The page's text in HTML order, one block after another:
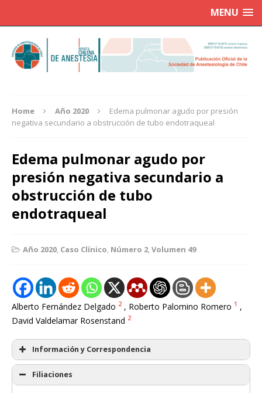
MENU
Home Año 2020
Edema pulmonar agudo por presión
negativa secundario a obstrucción de tubo endotraqueal
Edema pulmonar agudo por
presión negativa secundario a
obstrucción de tubo
endotraqueal
Año 2020, Caso Clínico, Número 2,Volumen 49
Alberto Fernández Delgado 2 , Roberto Palomino Romero 1 ,
David Valdelamar Rosenstand 2
Información y Correspondencia
Filiaciones